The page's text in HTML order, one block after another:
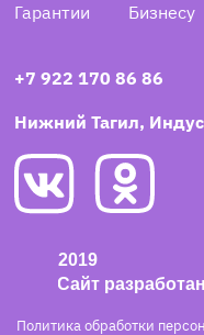
Гарантии Бизнесу
+7 922 170 86 86
Нижний Тагил,
Политика обработки